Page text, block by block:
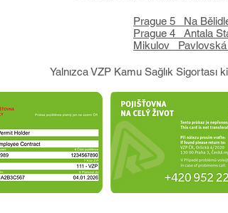
Prague 5 Na
Prague 4 Antala
Mikulov Pavlovská
Yalnızca VZP Kamu Sağlık Sigortası